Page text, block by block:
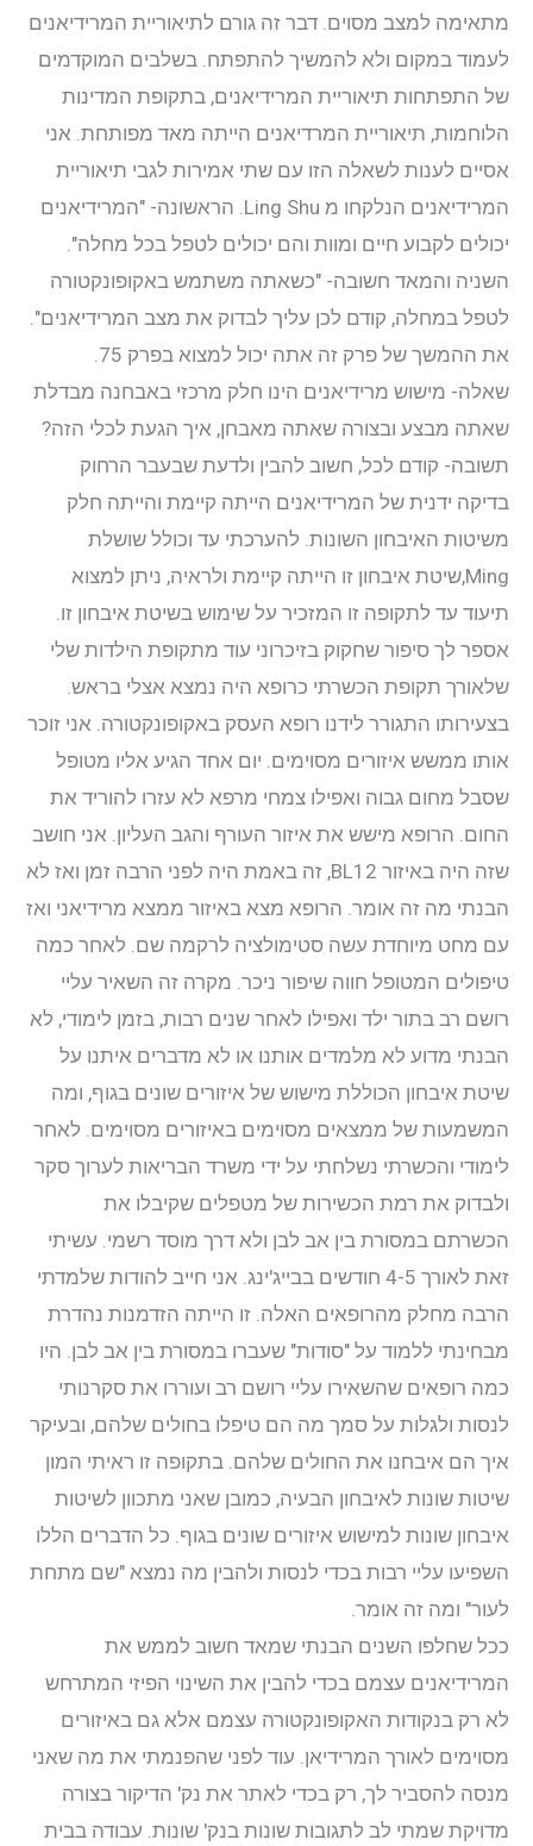
מתאימה למצב מסוים. דבר זה גורם לתיאוריית המרידיאנים
לעמוד במקום ולא להמשיך להתפתח. בשלבים המוקדמים
של התפתחות תיאוריית המרידיאנים, בתקופת המדינות
הלוחמות, תיאוריית המרדיאנים הייתה מאד מפותחת. אני
אסיים לענות לשאלה הזו עם שתי אמירות לגבי תיאוריית
המרידיאנים הנלקחו מ Ling Shu. הראשונה- "המרידיאנים
יכולים לקבוע חיים ומוות והם יכולים לטפל בכל מחלה".
השניה והמאד חשובה- "כשאתה משתמש באקופונקטורה
לטפל במחלה, קודם לכן עליך לבדוק את מצב המרידיאנים".
את ההמשך של פרק זה אתה יכול למצוא בפרק 75.
שאלה- מישוש מרידיאנים הינו חלק מרכזי באבחנה מבדלת
שאתה מבצע ובצורה שאתה מאבחן, איך הגעת לכלי הזה?
תשובה- קודם לכל, חשוב להבין ולדעת שבעבר הרחוק
בדיקה ידנית של המרידיאנים הייתה קיימת והייתה חלק
משיטות האיבחון השונות. להערכתי עד וכולל שושלת
Ming,שיטת איבחון זו הייתה קיימת ולראיה, ניתן למצוא
תיעוד עד לתקופה זו המזכיר על שימוש בשיטת איבחון זו.
אספר לך סיפור שחקוק בזיכרוני עוד מתקופת הילדות שלי
שלאורך תקופת הכשרתי כרופא היה נמצא אצלי בראש.
בצעירותו התגורר לידנו רופא העסק באקופונקטורה. אני זוכר
אותו ממשש איזורים מסוימים. יום אחד הגיע אליו מטופל
שסבל מחום גבוה ואפילו צמחי מרפא לא עזרו להוריד את
החום. הרופא מישש את איזור העורף והגב העליון. אני חושב
שזה היה באיזור BL12, זה באמת היה לפני הרבה זמן ואז לא
הבנתי מה זה אומר. הרופא מצא באיזור ממצא מרידיאני ואז
עם מחט מיוחדת עשה סטימולציה לרקמה שם. לאחר כמה
טיפולים המטופל חווה שיפור ניכר. מקרה זה השאיר עליי
רושם רב בתור ילד ואפילו לאחר שנים רבות, בזמן לימודי, לא
הבנתי מדוע לא מלמדים אותנו או לא מדברים איתנו על
שיטת איבחון הכוללת מישוש של איזורים שונים בגוף, ומה
המשמעות של ממצאים מסוימים באיזורים מסוימים. לאחר
לימודי והכשרתי נשלחתי על ידי משרד הבריאות לערוך סקר
ולבדוק את רמת הכשירות של מטפלים שקיבלו את
הכשרתם במסורת בין אב לבן ולא דרך מוסד רשמי. עשיתי
זאת לאורך 4-5 חודשים בבייג'ינג. אני חייב להודות שלמדתי
הרבה מחלק מהרופאים האלה. זו הייתה הזדמנות נהדרת
מבחינתי ללמוד על "סודות" שעברו במסורת בין אב לבן. היו
כמה רופאים שהשאירו עליי רושם רב ועוררו את סקרנותי
לנסות ולגלות על סמך מה הם טיפלו בחולים שלהם, ובעיקר
איך הם איבחנו את החולים שלהם. בתקופה זו ראיתי המון
שיטות שונות לאיבחון הבעיה, כמובן שאני מתכוון לשיטות
איבחון שונות למישוש איזורים שונים בגוף. כל הדברים הללו
השפיעו עליי רבות בכדי לנסות ולהבין מה נמצא "שם מתחת
לעור" ומה זה אומר.
ככל שחלפו השנים הבנתי שמאד חשוב לממש את
המרידיאנים עצמם בכדי להבין את השינוי הפיזי המתרחש
לא רק בנקודות האקופונקטורה עצמם אלא גם באיזורים
מסוימים לאורך המרידיאן. עוד לפני שהפנמתי את מה שאני
מנסה להסביר לך, רק בכדי לאתר את נק' הדיקור בצורה
מדויקת שמתי לב לתגובות שונות בנק' שונות. עבודה בבית